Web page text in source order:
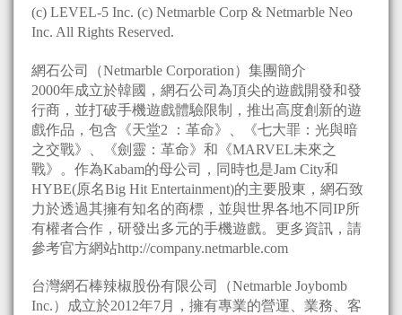
(c) LEVEL-5 Inc. (c) Netmarble Corp & Netmarble Neo
Inc. All Rights Reserved.
網石公司（Netmarble Corporation）集團簡介
2000年成立於韓國，網石公司為頂尖的遊戲開發和發
行商，並打破手機遊戲體驗限制，推出高度創新的遊
戲作品，包含《天堂2 ：革命》、《七大罪：光與暗
之交戰》、《劍靈：革命》和《MARVEL未來之
戰》。作為Kabam的母公司，同時也是Jam City和
HYBE(原名Big Hit Entertainment)的主要股東，網石致
力於透過其擁有知名的商標，並與世界各地不同IP所
有權者合作，研發出多元的手機遊戲。更多資訊，請
參考官方網站http://company.netmarble.com
台灣網石棒辣椒股份有限公司（Netmarble Joybomb
Inc.）成立於2012年7月，擁有專業的營運、業務、客